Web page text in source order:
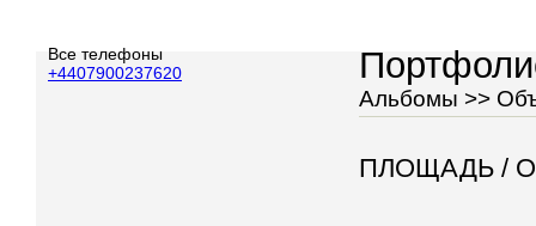
Альбомы >>
ПЛОЩАДЬ /
Все телефоны
+4407900237620